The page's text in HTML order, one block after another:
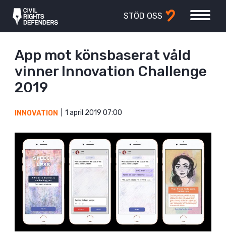
STÖD OSS
App mot könsbaserat våld
vinner Innovation Challenge
2019
INNOVATION 1 april 2019 07:00